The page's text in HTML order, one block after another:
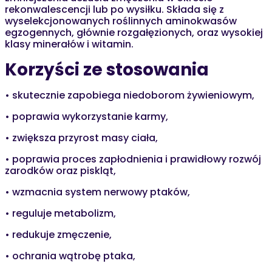
rekonwalescencji lub po wysiłku. Składa się z
wyselekcjonowanych roślinnych aminokwasów
egzogennych, głównie rozgałęzionych, oraz wysokiej
klasy minerałów i witamin.
Korzyści ze stosowania
• skutecznie zapobiega niedoborom żywieniowym,
• poprawia wykorzystanie karmy,
• zwiększa przyrost masy ciała,
• poprawia proces zapłodnienia i prawidłowy rozwój
zarodków oraz piskląt,
• wzmacnia system nerwowy ptaków,
• reguluje metabolizm,
• redukuje zmęczenie,
• ochrania wątrobę ptaka,